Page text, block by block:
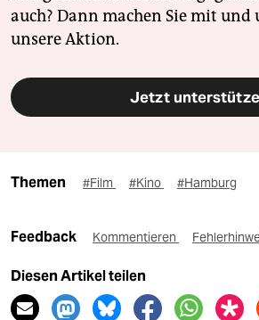
auch? Dann machen Sie mit und
unsere Aktion.
Jetzt
Themen #Film #Kino #Hamburg
Feedback Kommentieren
Diesen Artikel teilen